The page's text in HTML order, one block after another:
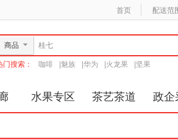
首页 配送范
商品
门搜索： 咖啡 魅族 华为 火龙果 坚果
水果专区 茶艺茶道 政企